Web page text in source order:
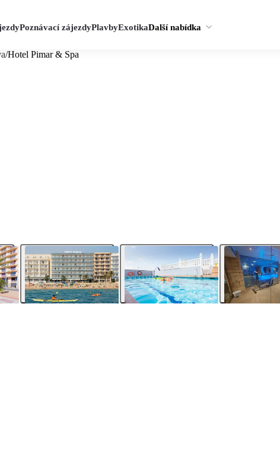
Poznávací zájezdyPlavbyExotikaDalší nabídka
/Hotel Pimar & Spa